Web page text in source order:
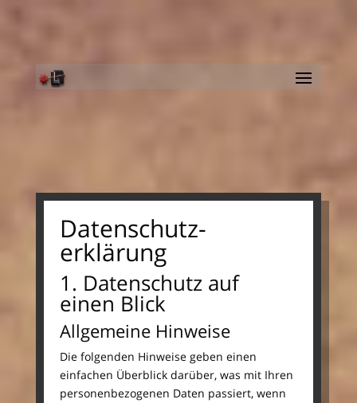
Datenschutz­
erklärung
1. Datenschutz auf
einen Blick
Allgemeine Hinweise
Die folgenden Hinweise geben einen
einfachen Überblick darüber, was mit Ihren
personenbezogenen Daten passiert, wenn